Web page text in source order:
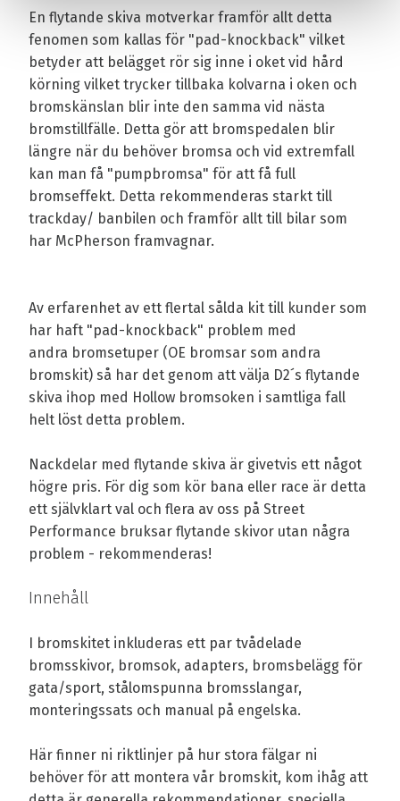
En flytande skiva motverkar framför allt detta
fenomen som kallas för "pad-knockback" vilket
betyder att belägget rör sig inne i oket vid hård
körning vilket trycker tillbaka kolvarna i oken och
bromskänslan blir inte den samma vid nästa
bromstillfälle. Detta gör att bromspedalen blir
längre när du behöver bromsa och vid extremfall
kan man få "pumpbromsa" för att få full
bromseffekt. Detta rekommenderas starkt till
trackday/ banbilen och framför allt till bilar som
har McPherson framvagnar.
Av erfarenhet av ett flertal sålda kit till kunder som
har haft "pad-knockback" problem med
andra bromsetuper (OE bromsar som andra
bromskit) så har det genom att välja D2´s flytande
skiva ihop med Hollow bromsoken i samtliga fall
helt löst detta problem.
Nackdelar med flytande skiva är givetvis ett något
högre pris. För dig som kör bana eller race är detta
ett självklart val och flera av oss på Street
Performance bruksar flytande skivor utan några
problem - rekommenderas!
Innehåll
I bromskitet inkluderas ett par tvådelade
bromsskivor, bromsok, adapters, bromsbelägg för
gata/sport, stålomspunna bromsslangar,
monteringssats och manual på engelska.
Här finner ni riktlinjer på hur stora fälgar ni
behöver för att montera vår bromskit, kom ihåg att